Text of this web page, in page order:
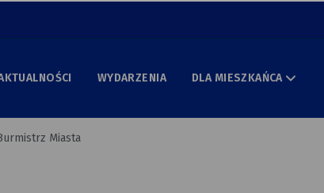
WYDARZENIA DLA MIESZKAŃCA
Miasta